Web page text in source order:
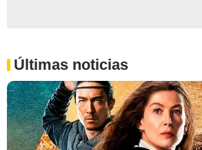
Últimas noticias